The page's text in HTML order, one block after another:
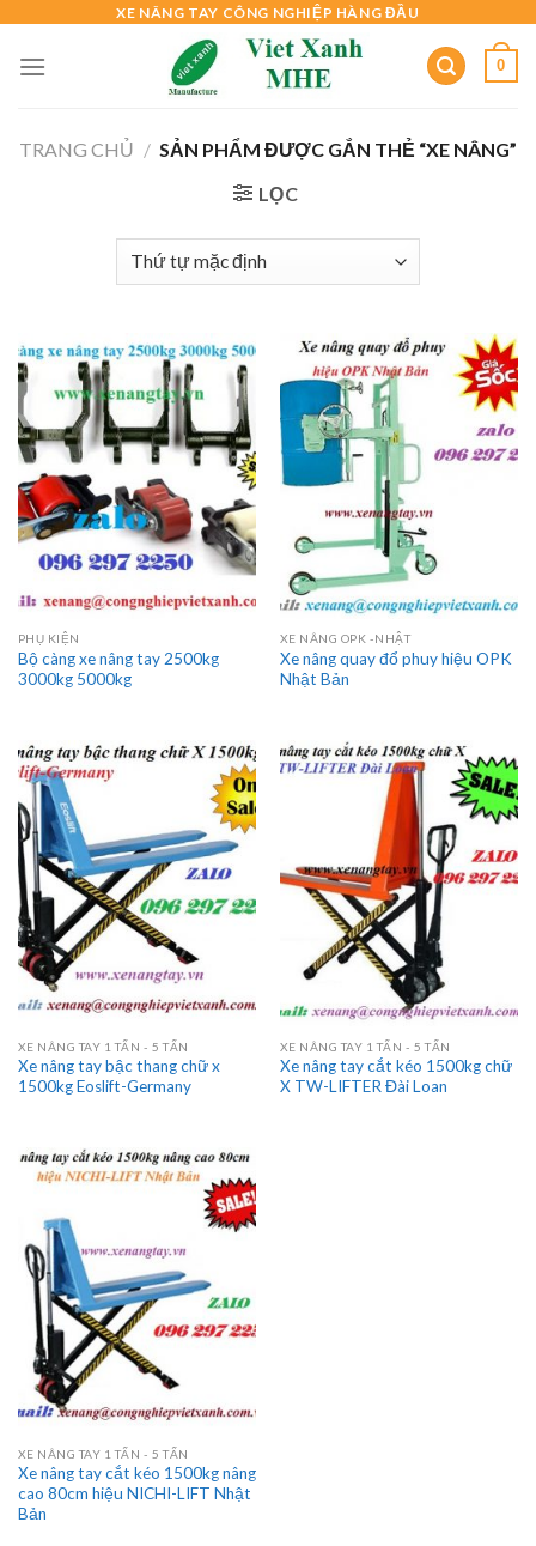
content
XE NÂNG TAY CÔNG NGHIỆP HÀNG ĐẦU
0
TRANG CHỦ / SẢN PHẨM ĐƯỢC GẮN THẺ “XE NÂNG”
LỌC
PHỤ KIỆN
Bộ càng xe nâng tay 2500kg
3000kg 5000kg
XE NÂNG OPK -NHẬT
Xe nâng quay đổ phuy hiệu OPK
Nhật Bản
XE NÂNG TAY 1 TẤN - 5 TẤN
Xe nâng tay bậc thang chữ x
1500kg Eoslift-Germany
XE NÂNG TAY 1 TẤN - 5 TẤN
Xe nâng tay cắt kéo 1500kg chữ
X TW-LIFTER Đài Loan
XE NÂNG TAY 1 TẤN - 5 TẤN
Xe nâng tay cắt kéo 1500kg nâng
cao 80cm hiệu NICHI-LIFT Nhật
Bản